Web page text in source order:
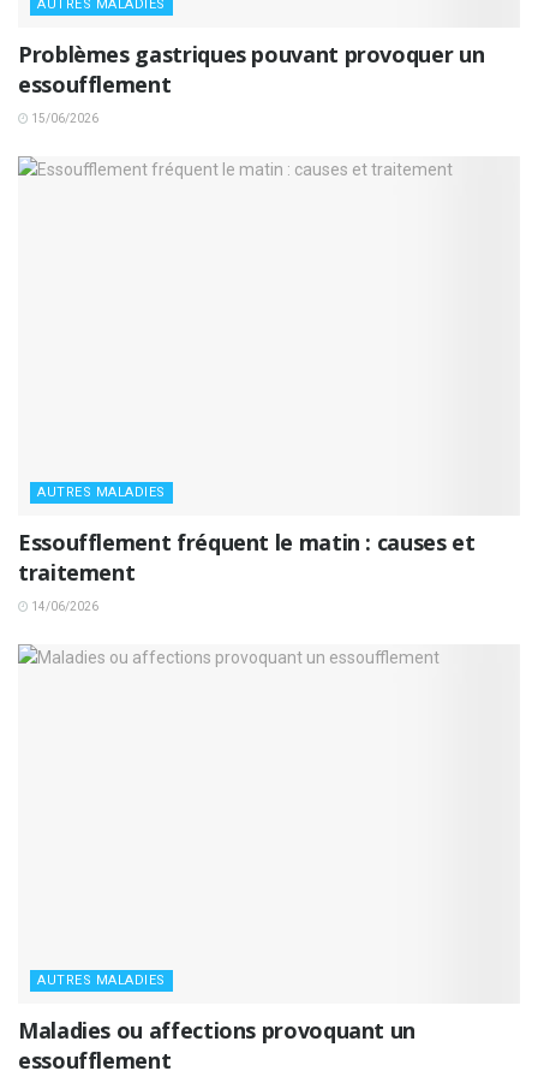
AUTRES MALADIES
Problèmes gastriques pouvant provoquer un
essoufflement
15/06/2026
AUTRES MALADIES
Essoufflement fréquent le matin : causes et
traitement
14/06/2026
AUTRES MALADIES
Maladies ou affections provoquant un
essoufflement